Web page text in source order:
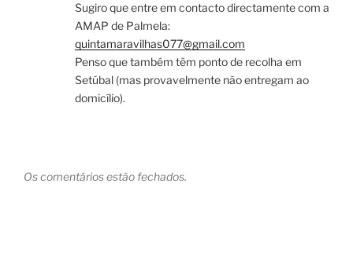
Sugiro que entre em contacto directamente com a
AMAP de Palmela:
quintamaravilhas077@gmail.com
Penso que também têm ponto de recolha em
Setúbal (mas provavelmente não entregam ao
domicílio).
Os comentários estão fechados.